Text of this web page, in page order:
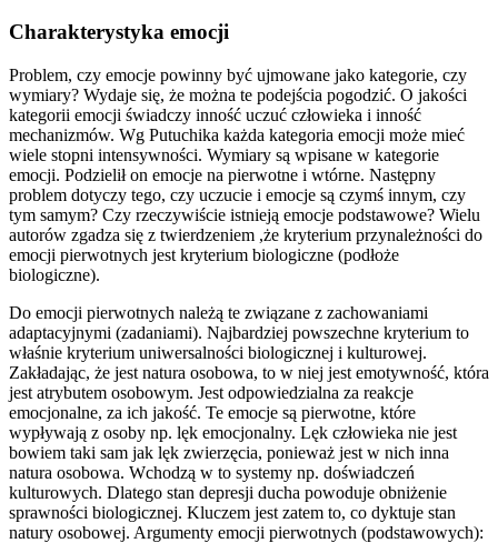
Charakterystyka emocji
Problem, czy emocje powinny być ujmowane jako kategorie, czy
wymiary? Wydaje się, że można te podejścia pogodzić. O jakości
kategorii emocji świadczy inność uczuć człowieka i inność
mechanizmów. Wg Putuchika każda kategoria emocji może mieć
wiele stopni intensywności. Wymiary są wpisane w kategorie
emocji. Podzielił on emocje na pierwotne i wtórne. Następny
problem dotyczy tego, czy uczucie i emocje są czymś innym, czy
tym samym? Czy rzeczywiście istnieją emocje podstawowe? Wielu
autorów zgadza się z twierdzeniem ,że kryterium przynależności do
emocji pierwotnych jest kryterium biologiczne (podłoże
biologiczne).
Do emocji pierwotnych należą te związane z zachowaniami
adaptacyjnymi (zadaniami). Najbardziej powszechne kryterium to
właśnie kryterium uniwersalności biologicznej i kulturowej.
Zakładając, że jest natura osobowa, to w niej jest emotywność, która
jest atrybutem osobowym. Jest odpowiedzialna za reakcje
emocjonalne, za ich jakość. Te emocje są pierwotne, które
wypływają z osoby np. lęk emocjonalny. Lęk człowieka nie jest
bowiem taki sam jak lęk zwierzęcia, ponieważ jest w nich inna
natura osobowa. Wchodzą w to systemy np. doświadczeń
kulturowych. Dlatego stan depresji ducha powoduje obniżenie
sprawności biologicznej. Kluczem jest zatem to, co dyktuje stan
natury osobowej. Argumenty emocji pierwotnych (podstawowych):